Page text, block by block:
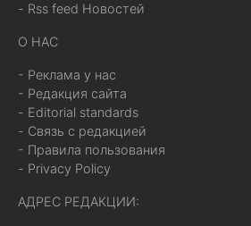
- Rss feed Новостей
О НАС
- Реклама у нас
- Редакция сайта
- Editorial standards
- Связь с редакцией
- Правила пользования
- Privacy Policy
АДРЕС РЕДАКЦИИ: